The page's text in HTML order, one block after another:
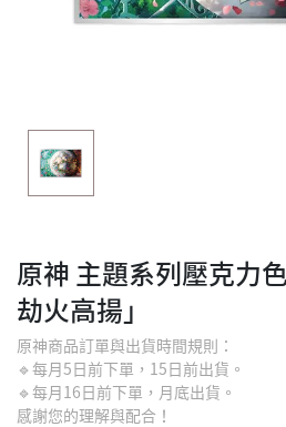
原神 主題系列壓克力
劫火高揚」
原神商品訂單與出貨時間規則：
🔹每月5日前下單，15日前出貨。
🔹每月16日前下單，月底出貨。
感謝您的理解與配合！